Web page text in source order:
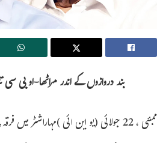
بند دروازوں کے اندر مراٹھا-او بی سی
ممبئی ، 22 جولائی (یو این ائی )مہاراشٹر